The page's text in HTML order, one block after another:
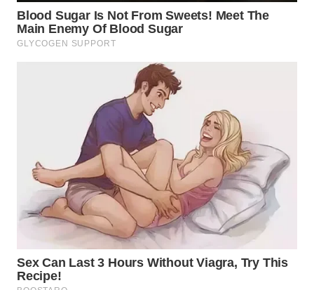
KALTIM
WN
SULUT
WN
MALUKU
WN
MALUT